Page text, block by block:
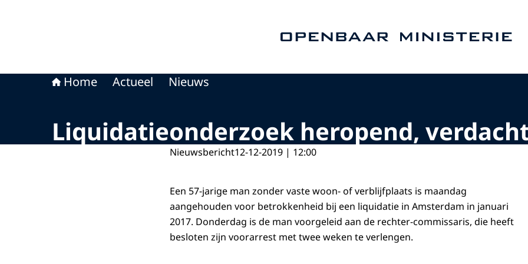
Home Actueel Nieuws
Liquidatieonderzoek heropend,
Nieuwsbericht12-12-2019 | 12:00
Een 57-jarige man zonder vaste woon- of verblijfplaats is maandag
aangehouden voor betrokkenheid bij een liquidatie in Amsterdam in januari
2017. Donderdag is de man voorgeleid aan de rechter-commissaris, die heeft
besloten zijn voorarrest met twee weken te verlengen.